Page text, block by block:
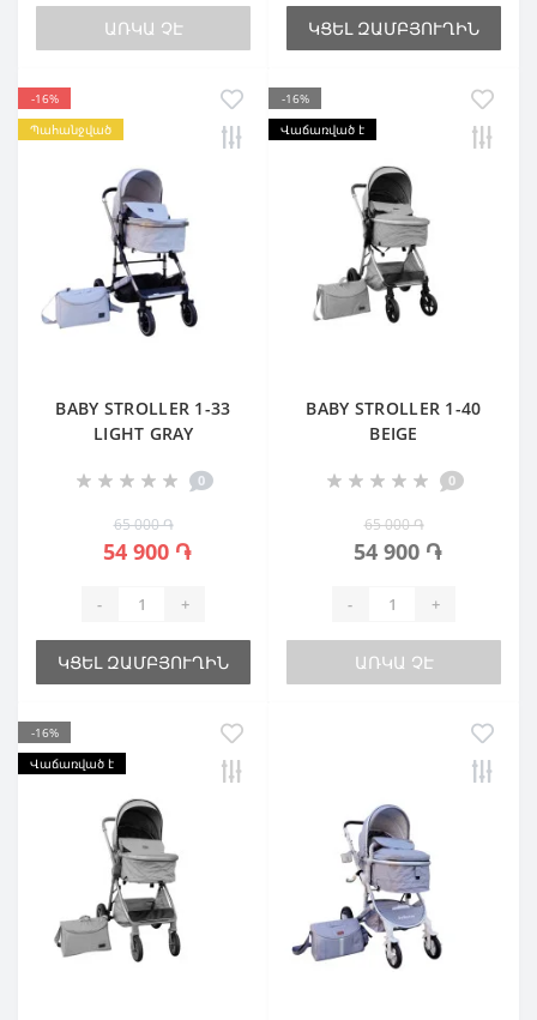
ԱՌԿԱ ՉԷ ԿՑԵԼ ԶԱՄԲՅՈՒՂԻՆ
-16%
Պահանջված
BABY STROLLER 1-33
LIGHT GRAY
0
65 000 ֏
54 900 ֏
- +
ԿՑԵԼ ԶԱՄԲՅՈՒՂԻՆ
-16%
Վաճառված է
BABY STROLLER 1-40
BEIGE
0
65 000 ֏
54 900 ֏
- +
ԱՌԿԱ ՉԷ
-16%
Վաճառված է